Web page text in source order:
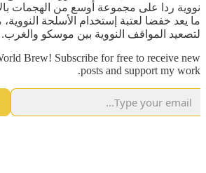
نووية ردا على مجموعة أوسع من الهجمات
ما يعد خفضا لعتبة إستخدام الأسلحة
لتصعيد المواقف النووية بين موسكو والغرب.
Brew! Subscribe for free to receive new
posts and support my work.